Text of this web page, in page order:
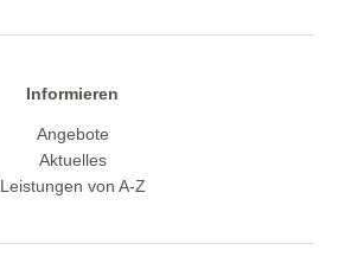
Informieren
Angebote
Aktuelles
Leistungen von A-Z